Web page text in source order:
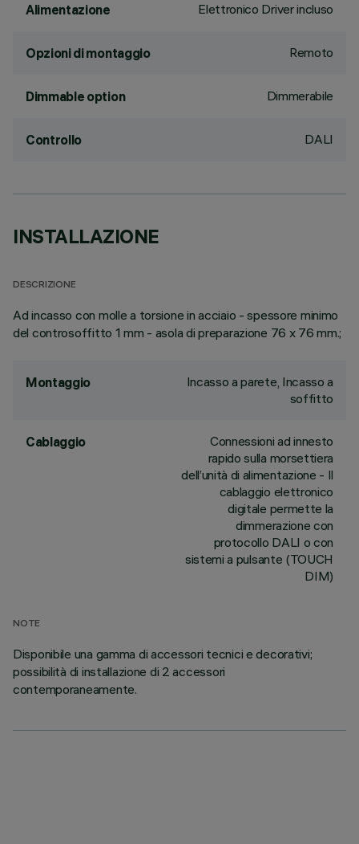
Alimentazione Elettronico Driver incluso
Opzioni di montaggio Remoto
Dimmable option Dimmerabile
Controllo DALI
INSTALLAZIONE
DESCRIZIONE
Ad incasso con molle a torsione in acciaio - spessore minimo
del controsoffitto 1 mm - asola di preparazione 76 x 76 mm.;
Montaggio
Incasso a parete, Incasso a
soffitto
Cablaggio
Connessioni ad innesto
rapido sulla morsettiera
dell’unità di alimentazione - Il
cablaggio elettronico
digitale permette la
dimmerazione con
protocollo DALI o con
sistemi a pulsante (TOUCH
DIM)
NOTE
Disponibile una gamma di accessori tecnici e decorativi;
possibilità di installazione di 2 accessori
contemporaneamente.